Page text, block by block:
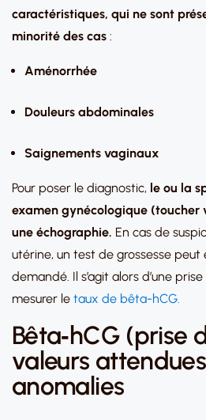
caractéristiques, qui ne sont
minorité des cas :
Aménorrhée
Douleurs abdominales
Saignements vaginaux
Pour poser le diagnostic, le ou la
examen gynécologique (toucher
une échographie. En cas de
utérine, un test de grossesse
demandé. Il s’agit alors d’une
mesurer le taux de bêta-hCG.
Bêta‑hCG (prise
valeurs
anomalies